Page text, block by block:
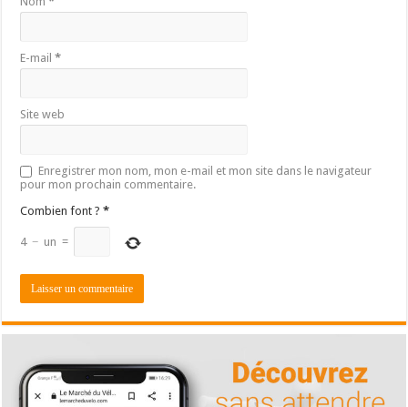
E-mail*
Site web
Enregistrer mon nom, mon e-mail et mon site dans le navigateur
pour mon prochain commentaire.
Combien font ? *
4 − un =